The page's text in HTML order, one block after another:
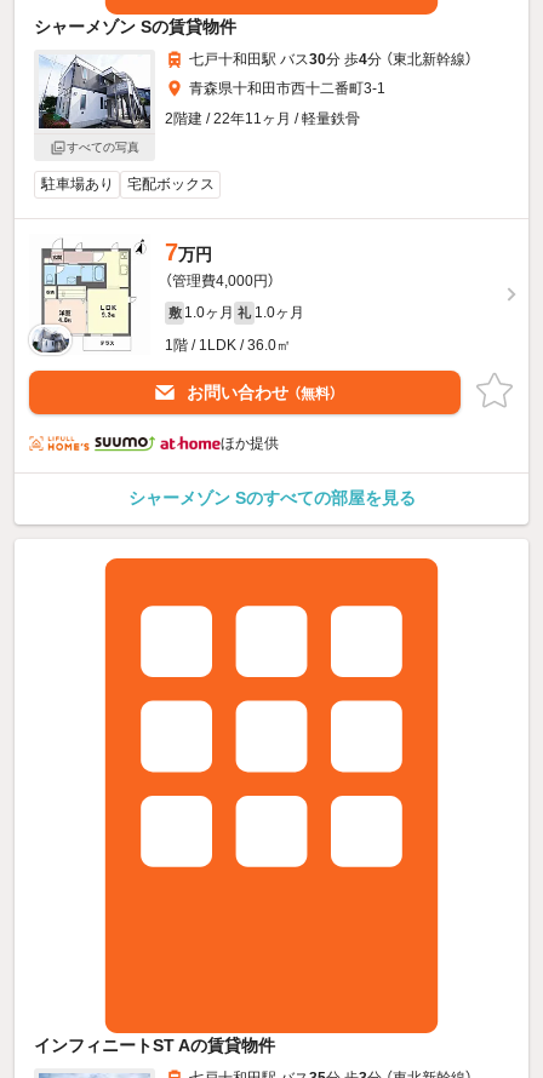
シャーメゾン Sの賃貸物件
すべての写真
七戸十和田駅 バス30分 歩4分 （東北新幹線）
青森県十和田市西十二番町3-1
2階建 / 22年11ヶ月 / 軽量鉄骨
駐車場あり 宅配ボックス
7万円
（管理費4,000円）
敷 1.0ヶ月 礼 1.0ヶ月
1階 / 1LDK / 36.0㎡
お問い合わせ （無料）
ほか提供
シャーメゾン Sのすべての部屋を見る
インフィニートST Aの賃貸物件